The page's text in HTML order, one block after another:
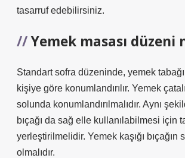
tasarruf edebilirsiniz.
Yemek masası düzeni
Standart sofra düzeninde, yemek
kişiye göre konumlandırılır. Yemek
solunda konumlandırılmalıdır. Aynı
bıçağı da sağ elle kullanılabilmesi için
yerleştirilmelidir. Yemek kaşığı bıçağın
olmalıdır.